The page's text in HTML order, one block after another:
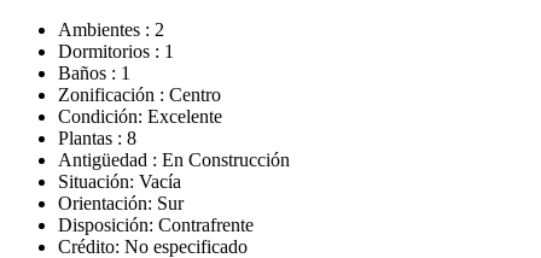
Ambientes : 2
Dormitorios : 1
Baños : 1
Zonificación : Centro
Condición: Excelente
Plantas : 8
Antigüedad : En Construcción
Situación: Vacía
Orientación: Sur
Disposición: Contrafrente
Crédito: No especificado